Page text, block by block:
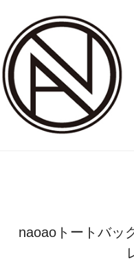
naoaoトートバッ